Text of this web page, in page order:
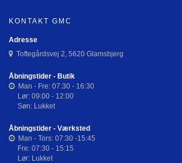
KONTAKT GMC
Adresse
Toftegårdsvej 2, 5620 Glamsbjerg
Åbningstider - Butik
Man - Fre: 07:30 - 16:30
Lør: 09:00 - 12:00
Søn: Lukket
Åbningstider - Værksted
Man - Tors: 07:30 -15:45
Fre: 07:30 - 15:15
Lør: Lukket